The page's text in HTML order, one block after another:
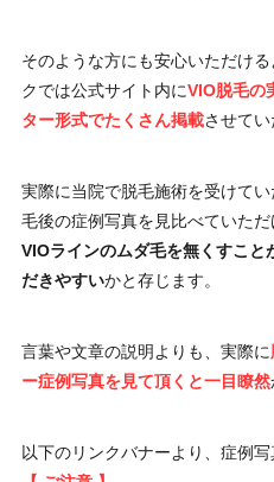
そのような方にも安心いただけ
クでは公式サイト内にVIO脱毛の
ター形式でたくさん掲載させてい
実際に当院で脱毛施術を受けて
毛後の症例写真を見比べていただ
VIOラインのムダ毛を無くすこと
だきやすいかと存じます。
言葉や文章の説明よりも、実際に
ー症例写真を見て頂くと一目瞭然
以下のリンクバナーより、症例